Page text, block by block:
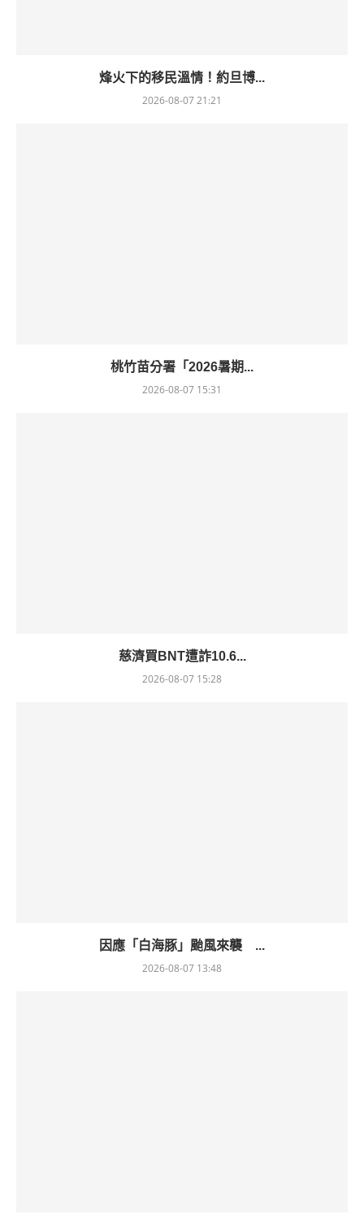
烽火下的移民溫情！約旦博...
2026-08-07 21:21
桃竹苗分署「2026暑期...
2026-08-07 15:31
慈濟買BNT遭詐10.6...
2026-08-07 15:28
因應「白海豚」颱風來襲 ...
2026-08-07 13:48